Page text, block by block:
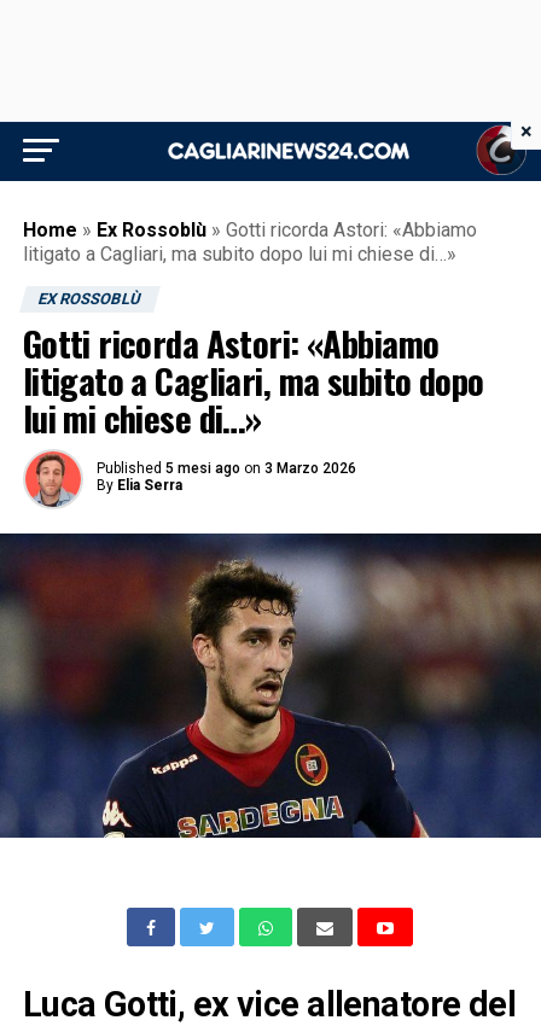
Home » Ex Rossoblù » Gotti ricorda Astori: «Abbiamo
litigato a Cagliari, ma subito dopo lui mi chiese di…»
EX ROSSOBLÙ
Gotti ricorda Astori: «Abbiamo
litigato a Cagliari, ma subito dopo
lui mi chiese di…»
Published 5 mesi ago on 3 Marzo 2026
By Elia Serra
Luca Gotti, ex vice allenatore del
×